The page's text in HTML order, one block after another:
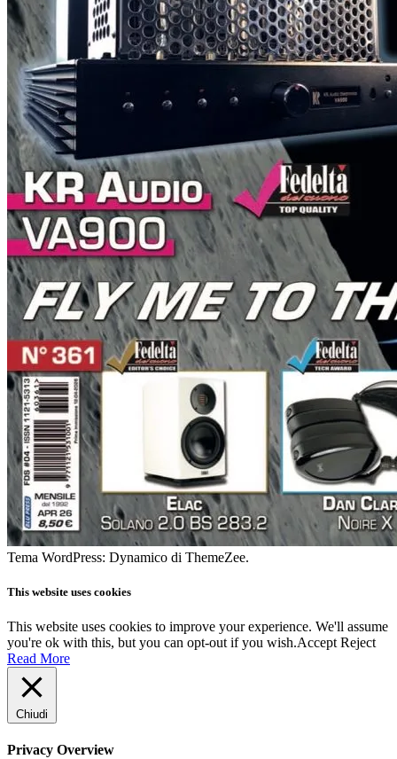
Tema WordPress: Dynamico di ThemeZee.
This website uses cookies
This website uses cookies to improve your experience. We'll assume
you're ok with this, but you can opt-out if you wish.Accept Reject
Read More
Chiudi
Privacy Overview